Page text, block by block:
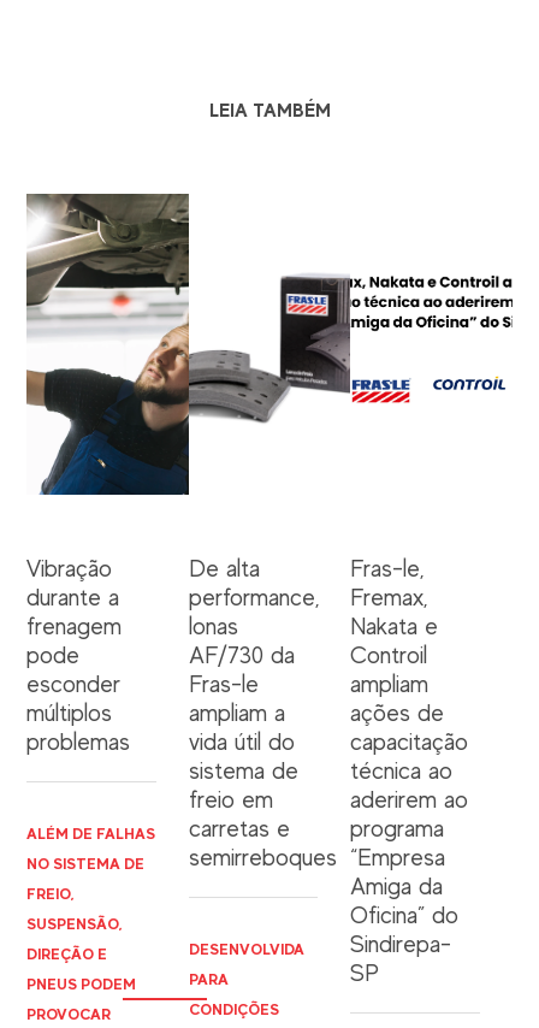
LEIA TAMBÉM
Vibração
durante a
frenagem
pode
esconder
múltiplos
problemas
ALÉM DE FALHAS
NO SISTEMA DE
FREIO,
SUSPENSÃO,
DIREÇÃO E
PNEUS PODEM
PROVOCAR
De alta
performance,
lonas
AF/730 da
Fras-le
ampliam a
vida útil do
sistema de
freio em
carretas e
semirreboques
DESENVOLVIDA
PARA
CONDIÇÕES
Fras-le,
Fremax,
Nakata e
Controil
ampliam
ações de
capacitação
técnica ao
aderirem ao
programa
“Empresa
Amiga da
Oficina” do
Sindirepa-
SP